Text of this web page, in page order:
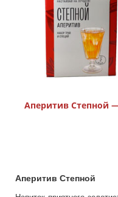
Аперитив Степной
Аперитив Степной